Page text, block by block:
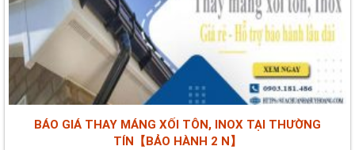
BÁO GIÁ THAY MÁNG XỐI TÔN, INOX TẠI THƯỜNG
TÍN【BẢO HÀNH 2 N】